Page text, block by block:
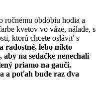
ročnému obdobiu hodia a
kvetov vo váze, nálade, s
ktorú chcete osláviť s
radostné, lebo nikto
na sedačke nenechali
priamo na gauči.
a poťah bude raz dva